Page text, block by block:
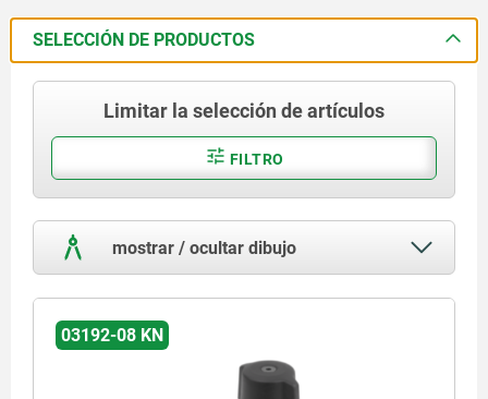
SELECCIÓN DE PRODUCTOS
Limitar la selección de artículos
FILTRO
mostrar / ocultar dibujo
03192-08 KN